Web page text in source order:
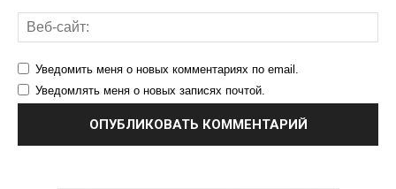
Уведомить меня о новых комментариях по email.
Уведомлять меня о новых записях почтой.